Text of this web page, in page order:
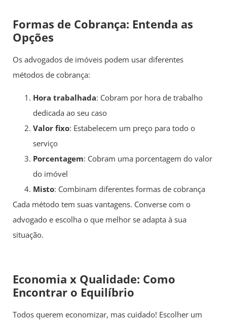
Formas de Cobrança: Entenda as
Opções
Os advogados de imóveis podem usar diferentes
métodos de cobrança:
Hora trabalhada: Cobram por hora de trabalho
dedicada ao seu caso
Valor fixo: Estabelecem um preço para todo o
serviço
Porcentagem: Cobram uma porcentagem do valor
do imóvel
Misto: Combinam diferentes formas de cobrança
Cada método tem suas vantagens. Converse com o
advogado e escolha o que melhor se adapta à sua
situação.
Economia x Qualidade: Como
Encontrar o Equilíbrio
Todos querem economizar, mas cuidado! Escolher um